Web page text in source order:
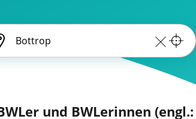
und BWLerinnen